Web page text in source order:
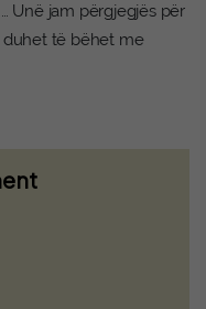
Unë jam përgjegjës për
duhet të bëhet me